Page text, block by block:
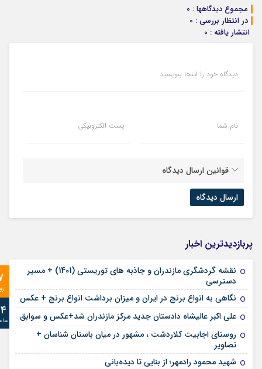
مجموع دیدگاهها : 0
در انتظار بررسی : 0
انتشار یافته : 0
دیدگاه خود را اینجا بنویسید
نام شما پست الکترونیکی
قوانین ارسال دیدگاه
پربازدیدترین اخبار
نقشه گردشگری مازندران و جاذبه های توریستی (1401) + مسیر
دسترسی
نگاهی به انواع برنج در ایران و میزان برداشت انواع برنج + عکس
علی‌ اکبر عالیشاه دادستان جدید مرکز مازندران شد+عکس و سوابق
روستای اجابیت کلاردشت ، مشهور در میان باستان شناسان +
تصاویر
شهید محمود رادمهر؛ از بنایی تا دیده‌بانی